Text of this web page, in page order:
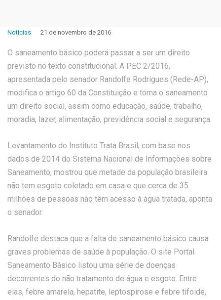
Noticias 21 de novembro de 2016
O saneamento básico poderá passar a ser um direito
previsto no texto constitucional. A PEC 2/2016,
apresentada pelo senador Randolfe Rodrigues (Rede-AP),
modifica o artigo 60 da Constituição e torna o saneamento
um direito social, assim como educação, saúde, trabalho,
moradia, lazer, alimentação, previdência social e segurança.
Levantamento do Instituto Trata Brasil, com base nos
dados de 2014 do Sistema Nacional de Informações sobre
Saneamento, mostrou que metade da população brasileira
não tem esgoto coletado em casa e que cerca de 35
milhões de pessoas não têm acesso à água tratada, aponta
o senador.
Randolfe destaca que a falta de saneamento básico causa
graves problemas de saúde à população. O site Portal
Saneamento Básico listou uma série de doenças
decorrentes do não tratamento de água e esgoto. Entre
elas, febre amarela, hepatite, leptospirose e febre tifoide,